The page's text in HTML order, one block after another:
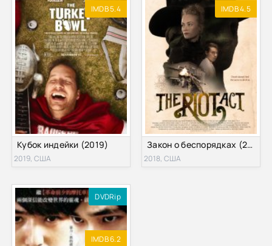
IMDB 5.4
Кубок индейки (2019)
2019, США
IMDB 4.5
Закон о беспорядках (2018)
2018, США
DVDRip
IMDB 6.2